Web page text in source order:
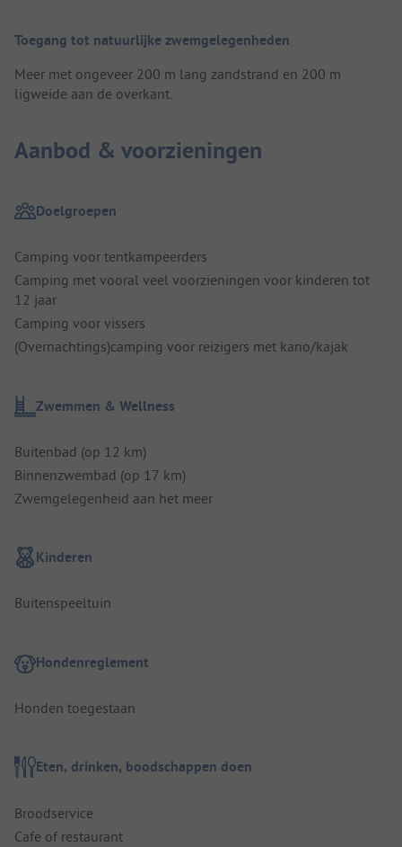
Toegang tot natuurlijke zwemgelegenheden
Meer met ongeveer 200 m lang zandstrand en 200 m
ligweide aan de overkant.
Aanbod & voorzieningen
Doelgroepen
Camping voor tentkampeerders
Camping met vooral veel voorzieningen voor kinderen tot
12 jaar
Camping voor vissers
(Overnachtings)camping voor reizigers met kano/kajak
Zwemmen & Wellness
Buitenbad (op 12 km)
Binnenzwembad (op 17 km)
Zwemgelegenheid aan het meer
Kinderen
Buitenspeeltuin
Hondenreglement
Honden toegestaan
Eten, drinken, boodschappen doen
Broodservice
Cafe of restaurant